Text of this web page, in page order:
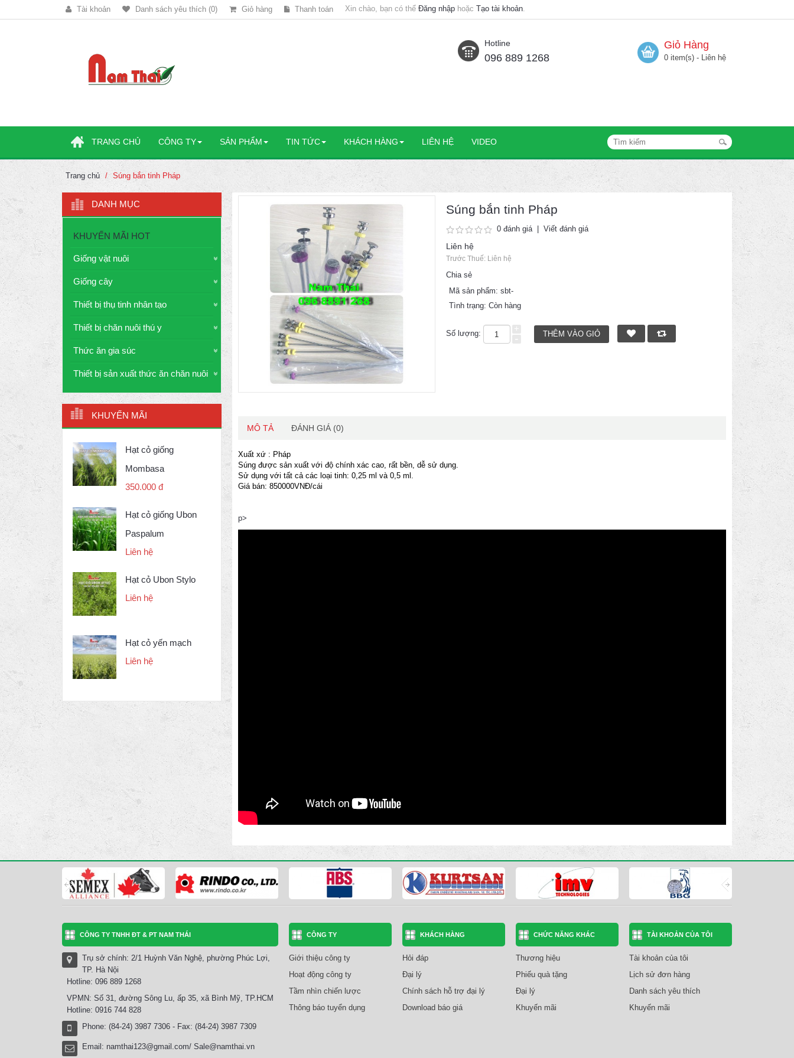
Tài khoản Danh sách yêu thích (0) Giỏ hàng Thanh toán Xin chào, bạn có thể Đăng nhập hoặc Tạo tài khoản.
Hotline
096 889 1268
Giỏ Hàng
0 item(s) - Liên hệ
TRANG CHỦ CÔNG TY SẢN PHẨM TIN TỨC KHÁCH HÀNG LIÊN HỆ VIDEO
Trang chủ Súng bắn tinh Pháp
DANH MỤC
KHUYẾN MÃI HOT
Giống vật nuôi
Giống cây
Thiết bị thụ tinh nhân tạo
Thiết bị chăn nuôi thú y
Thức ăn gia súc
Thiết bị sản xuất thức ăn chăn nuôi
KHUYẾN MÃI
Hạt cỏ giống
Mombasa
350.000 đ
Hạt cỏ giống Ubon
Paspalum
Liên hệ
Hạt cỏ Ubon Stylo
Liên hệ
Hạt cỏ yến mạch
Liên hệ
Súng bắn tinh Pháp
0 đánh giá| Viết đánh giá
Liên hệ
Trước Thuế: Liên hệ
Chia sẻ
Mã sản phẩm: sbt-
Tình trạng: Còn hàng
Số lượng:
MÔ TẢ ĐÁNH GIÁ (0)
Xuất xứ : Pháp
Súng được sản xuất với độ chính xác cao, rất bền, dễ sử dụng.
Sử dụng với tất cả các loại tinh: 0,25 ml và 0,5 ml.
Giá bán: 850000VNĐ/cái
p>
CÔNG TY TNHH ĐT & PT NAM THÁI
Trụ sở chính: 2/1 Huỳnh Văn Nghệ, phường Phúc Lợi,
TP. Hà Nội
Hotline: 096 889 1268
VPMN: Số 31, đường Sông Lu, ấp 35, xã Bình Mỹ, TP.HCM
Hotline: 0916 744 828
Phone: (84-24) 3987 7306 - Fax: (84-24) 3987 7309
Email: namthai123@gmail.com/ Sale@namthai.vn
CÔNG TY
Giới thiệu công ty
Hoạt động công ty
Tầm nhìn chiến lược
Thông báo tuyển dụng
KHÁCH HÀNG
Hỏi đáp
Đại lý
Chính sách hỗ trợ đại lý
Download báo giá
CHỨC NĂNG KHÁC
Thương hiệu
Phiếu quà tặng
Đại lý
Khuyến mãi
TÀI KHOẢN CỦA TÔI
Tài khoản của tôi
Lịch sử đơn hàng
Danh sách yêu thích
Khuyến mãi